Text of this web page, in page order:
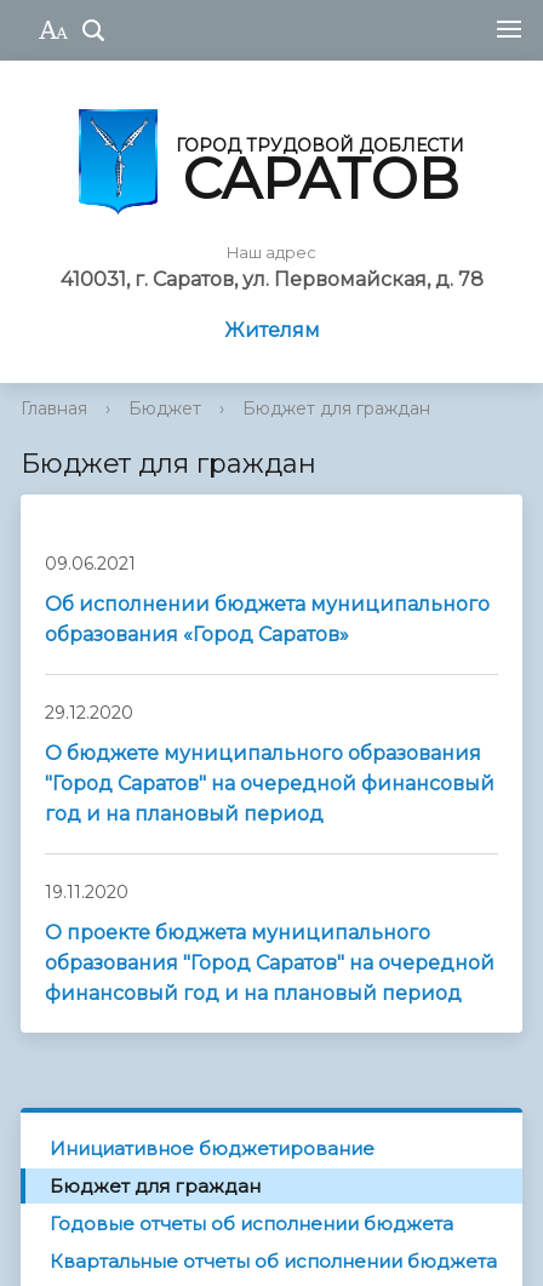
ГОРОД ТРУДОВОЙ ДОБЛЕСТИ
САРАТОВ
Наш адрес
410031, г. Саратов, ул. Первомайская, д. 78
Жителям
Главная › Бюджет › Бюджет для граждан
Бюджет для граждан
09.06.2021
Об исполнении бюджета муниципального
образования «Город Саратов»
29.12.2020
О бюджете муниципального образования
"Город Саратов" на очередной финансовый
год и на плановый период
19.11.2020
О проекте бюджета муниципального
образования "Город Саратов" на очередной
финансовый год и на плановый период
Инициативное бюджетирование
Бюджет для граждан
Годовые отчеты об исполнении бюджета
Квартальные отчеты об исполнении бюджета